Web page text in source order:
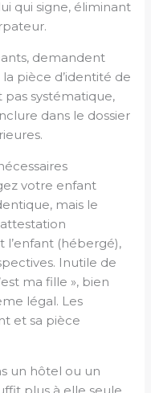
qui signe, éliminant
demandent
pièce d’identité de
pas systématique,
dans le dossier
votre enfant
mais le
(hébergé),
Inutile de
ma fille », bien
légal. Les
et sa pièce
un hôtel ou un